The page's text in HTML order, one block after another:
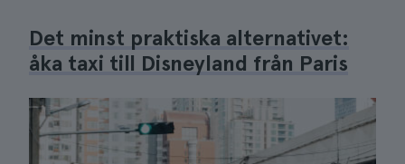
Det minst praktiska alternativet:
åka taxi till Disneyland från Paris